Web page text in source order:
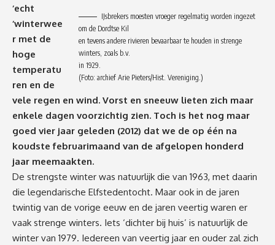
IJsbrekers moesten vroeger regelmatig worden ingezet
om de Dordtse Kil
en tevens andere rivieren bevaarbaar te houden in strenge
winters, zoals b.v.
in 1929.
(Foto: archief Arie Pieters/Hist. Vereniging.)
‘echt
‘winterwee
r met de
hoge
temperatu
ren en de
vele regen en wind. Vorst en sneeuw lieten zich maar
enkele dagen voorzichtig zien. Toch is het nog maar
goed vier jaar geleden (2012) dat we de op één na
koudste februarimaand van de afgelopen honderd
jaar meemaakten.
De strengste winter was natuurlijk die van 1963, met daarin
die legendarische Elfstedentocht. Maar ook in de jaren
twintig van de vorige eeuw en de jaren veertig waren er
vaak strenge winters. Iets ‘dichter bij huis’ is natuurlijk de
winter van 1979. Iedereen van veertig jaar en ouder zal zich